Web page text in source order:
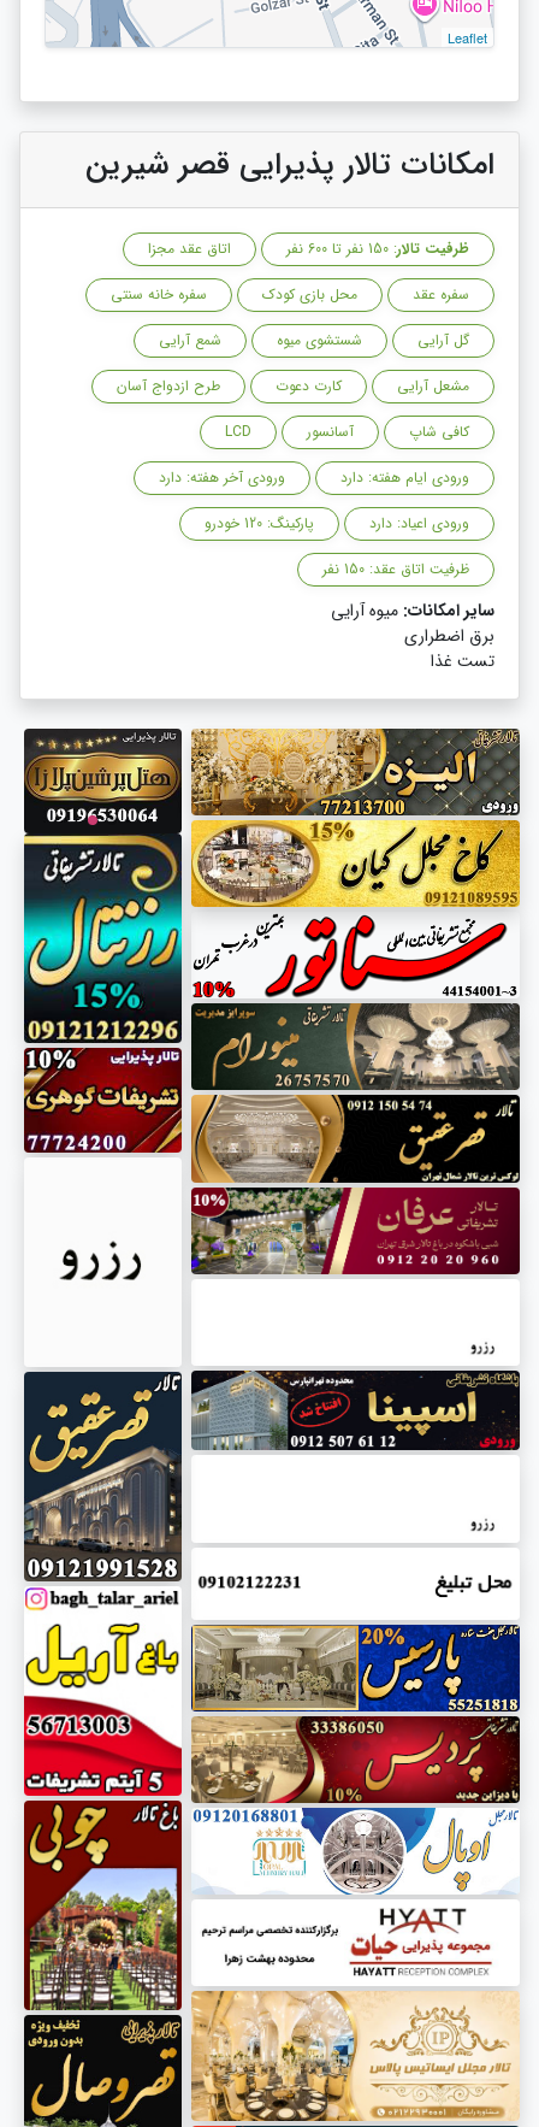
Leaflet
امکانات تالار پذیرایی قصر شیرین
ظرفیت تالار: 150 نفر تا 600 نفر
اتاق عقد مجزا
سفره عقد
محل بازی کودک
سفره خانه سنتی
گل آرایی
شستشوی میوه
شمع آرایی
مشعل آرایی
کارت دعوت
طرح ازدواج آسان
کافی شاپ
آسانسور
LCD
ورودی ایام هفته: دارد
ورودی آخر هفته: دارد
ورودی اعیاد: دارد
پارکینگ: 120 خودرو
ظرفیت اتاق عقد: 150 نفر
سایر امکانات: میوه آرایی
برق اضطراری
تست غذا